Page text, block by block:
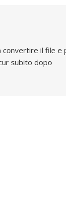
convertire il file e
subito dopo